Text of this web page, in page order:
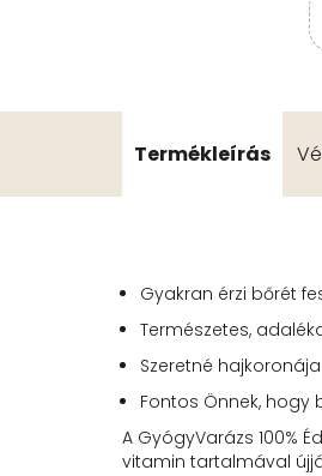
Termékleírás
Gyakran érzi bőrét
Természetes,
Szeretné
Fontos Önnek,
A GyógyVarázs 100%
vitamin tartalmával